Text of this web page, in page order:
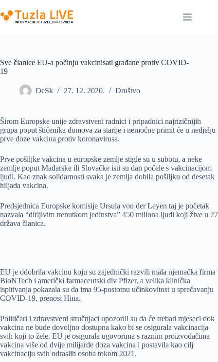
to
content
Sve članice EU-a počinju vakcinisati građane protiv COVID-
19
DeSk 27. 12. 2020. Društvo
Širom Europske unije zdravstveni radnici i pripadnici najrizičnijih
grupa poput štićenika domova za starije i nemoćne primit će u nedjelju
prve doze vakcina protiv koronavirusa.
Prve pošiljke vakcina u europske zemlje stigle su u subotu, a neke
zemlje poput Mađarske ili Slovačke isti su dan počele s vakcinacijom
ljudi. Kao znak solidarnosti svaka je zemlja dobila pošiljku od desetak
hiljada vakcina.
Predsjednica Europske komisije Ursula von der Leyen taj je početak
nazvala “dirljivim trenutkom jedinstva” 450 miliona ljudi koji žive u 27
država članica.
EU je odobrila vakcinu koju su zajednički razvili mala njemačka firma
BioNTech i američki farmaceutski div Pfizer, a velika klinička
ispitivanja pokazala su da ima 95-postotnu učinkovitost u sprečavanju
COVID-19, prenosi Hina.
Političari i zdravstveni stručnjaci upozorili su da će trebati mjeseci dok
vakcina ne bude dovoljno dostupna kako bi se osigurala vakcinacija
svih koji to žele. EU je osigurala ugovorima s raznim proizvođačima
vakcina više od dvije milijarde doza vakcina i postavila kao cilj
vakcinaciju svih odraslih osoba tokom 2021.